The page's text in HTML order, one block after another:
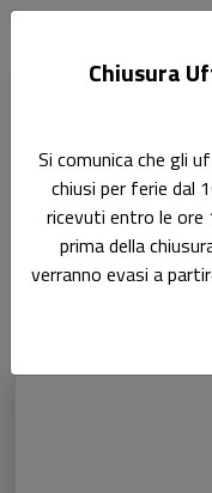
Diritto Processuale
RicercaDiritto
Penale
Chiusura
Si comunica che gli
chiusi per ferie dal
ricevuti entro le ore
prima della
verranno evasi a